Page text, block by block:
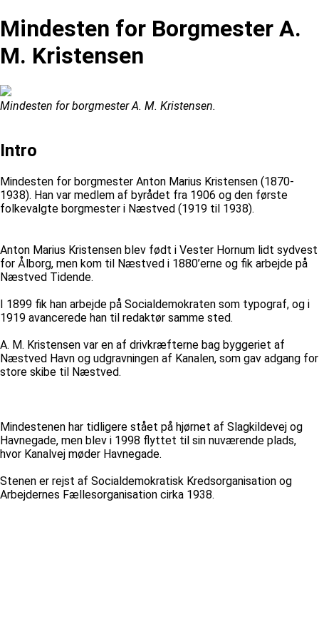
Mindesten for Borgmester A.
M. Kristensen
Mindesten for borgmester A. M. Kristensen.
Intro
Mindesten for borgmester Anton Marius Kristensen (1870-
1938). Han var medlem af byrådet fra 1906 og den første
folkevalgte borgmester i Næstved (1919 til 1938).
Anton Marius Kristensen blev født i Vester Hornum lidt sydvest
for Ålborg, men kom til Næstved i 1880’erne og fik arbejde på
Næstved Tidende.
I 1899 fik han arbejde på Socialdemokraten som typograf, og i
1919 avancerede han til redaktør samme sted.
A. M. Kristensen var en af drivkræfterne bag byggeriet af
Næstved Havn og udgravningen af Kanalen, som gav adgang for
store skibe til Næstved.
Mindestenen har tidligere stået på hjørnet af Slagkildevej og
Havnegade, men blev i 1998 flyttet til sin nuværende plads,
hvor Kanalvej møder Havnegade.
Stenen er rejst af Socialdemokratisk Kredsorganisation og
Arbejdernes Fællesorganisation cirka 1938.